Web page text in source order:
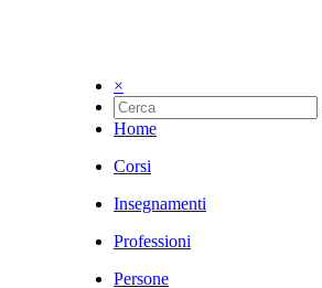
×
Home
Corsi
Insegnamenti
Professioni
Persone